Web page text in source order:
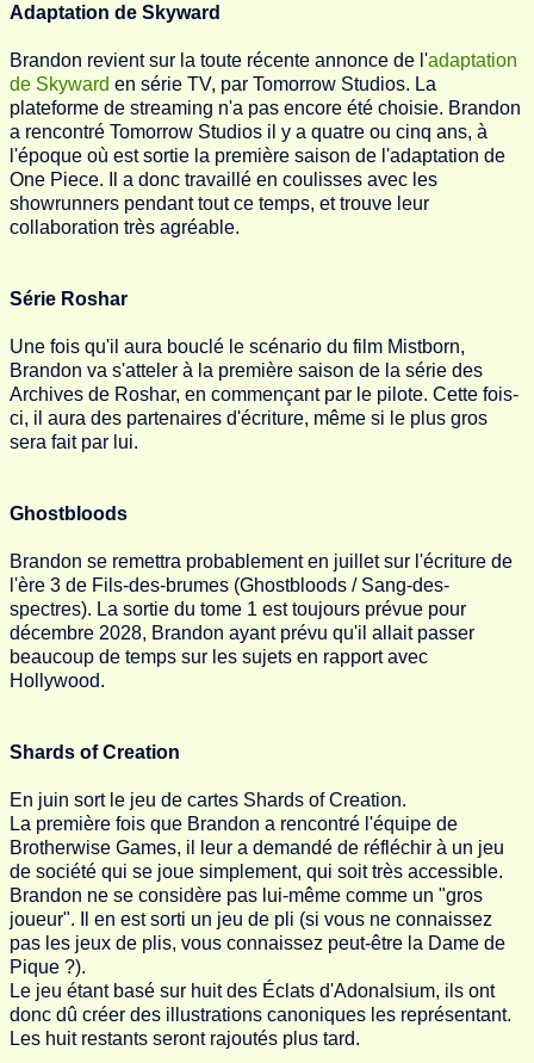
Adaptation de Skyward
Brandon revient sur la toute récente annonce de l'adaptation
de Skyward en série TV, par Tomorrow Studios. La
plateforme de streaming n'a pas encore été choisie. Brandon
a rencontré Tomorrow Studios il y a quatre ou cinq ans, à
l'époque où est sortie la première saison de l'adaptation de
One Piece. Il a donc travaillé en coulisses avec les
showrunners pendant tout ce temps, et trouve leur
collaboration très agréable.
Série Roshar
Une fois qu'il aura bouclé le scénario du film Mistborn,
Brandon va s'atteler à la première saison de la série des
Archives de Roshar, en commençant par le pilote. Cette fois-
ci, il aura des partenaires d'écriture, même si le plus gros
sera fait par lui.
Ghostbloods
Brandon se remettra probablement en juillet sur l'écriture de
l'ère 3 de Fils-des-brumes (Ghostbloods / Sang-des-
spectres). La sortie du tome 1 est toujours prévue pour
décembre 2028, Brandon ayant prévu qu'il allait passer
beaucoup de temps sur les sujets en rapport avec
Hollywood.
Shards of Creation
En juin sort le jeu de cartes Shards of Creation.
La première fois que Brandon a rencontré l'équipe de
Brotherwise Games, il leur a demandé de réfléchir à un jeu
de société qui se joue simplement, qui soit très accessible.
Brandon ne se considère pas lui-même comme un "gros
joueur". Il en est sorti un jeu de pli (si vous ne connaissez
pas les jeux de plis, vous connaissez peut-être la Dame de
Pique ?).
Le jeu étant basé sur huit des Éclats d'Adonalsium, ils ont
donc dû créer des illustrations canoniques les représentant.
Les huit restants seront rajoutés plus tard.